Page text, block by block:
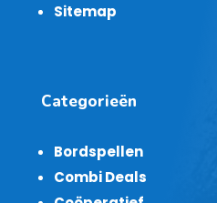
Sitemap
Categorieën
Bordspellen
Combi Deals